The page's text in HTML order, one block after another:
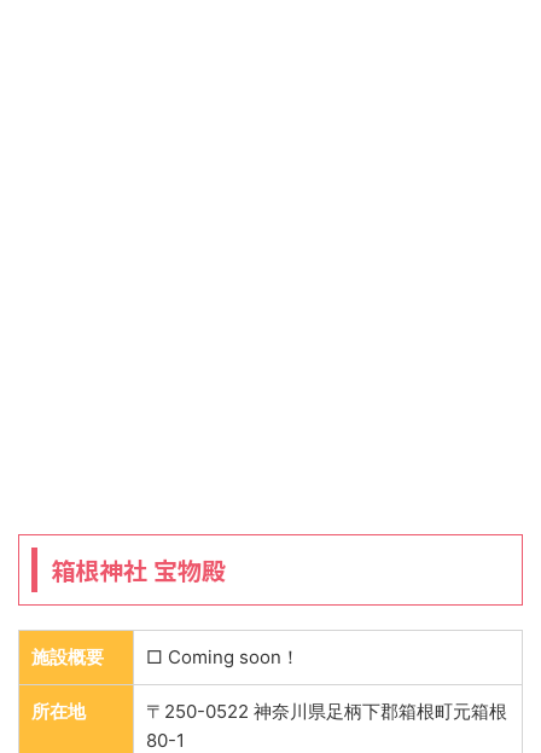
箱根神社 宝物殿
施設概要 □ Coming soon！
所在地
〒250-0522 神奈川県足柄下郡箱根町元箱根
80-1